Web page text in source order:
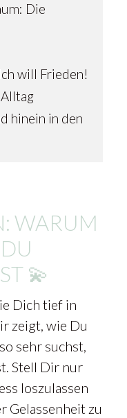
Die
will Frieden!
hinein in den
WARUM
💫
Dich tief in
zeigt, wie Du
sehr suchst,
Stell Dir nur
loszulassen
Gelassenheit zu